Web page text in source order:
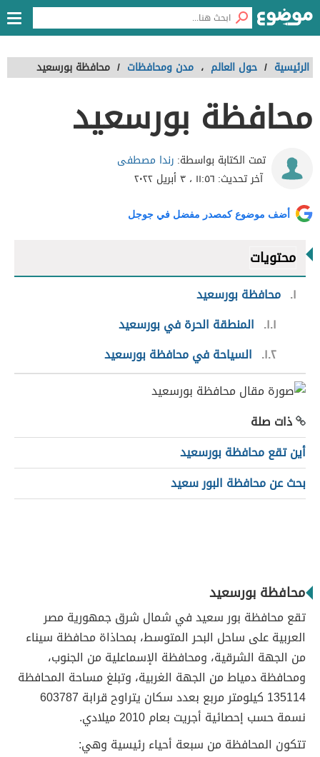
الرئيسية / حول العالم ، مدن ومحافظات / محافظة بورسعيد
محافظة بورسعيد
تمت الكتابة بواسطة: رندا مصطفى
آخر تحديث: ١١:٥٦ ، ٣ أبريل ٢٠٢٢
أضف موضوع كمصدر مفضل في جوجل
محتويات
١ محافظة بورسعيد
١.١
المنطقة الحرة في بورسعيد
١.٢
السياحة في محافظة بورسعيد
ذات صلة
أين تقع محافظة بورسعيد
بحث عن محافظة البور سعيد
محافظة بورسعيد
تقع محافظة بور سعيد في شمال شرق جمهورية مصر
العربية على ساحل البحر المتوسط، بمحاذاة محافظة سيناء
من الجهة الشرقية، ومحافظة الإسماعلية من الجنوب،
ومحافظة دمياط من الجهة الغربية، وتبلغ مساحة المحافظة
135114 كيلومتر مربع بعدد سكان يتراوح قرابة 603787
نسمة حسب إحصائية أجريت بعام 2010 ميلادي.
تتكون المحافظة من سبعة أحياء رئيسية وهي: